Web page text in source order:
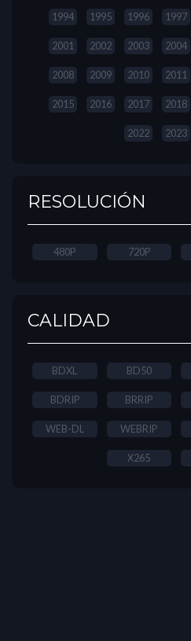
1994 1995 1996 1997
2001 2002 2003 2004
2008 2009 2010 2011
2015 2016 2017 2018
2022 2023
RESOLUCIÓN
480P 720P
CALIDAD
BDXL BD50
BDRIP BRRIP
WEB-DL WEBRIP
X265